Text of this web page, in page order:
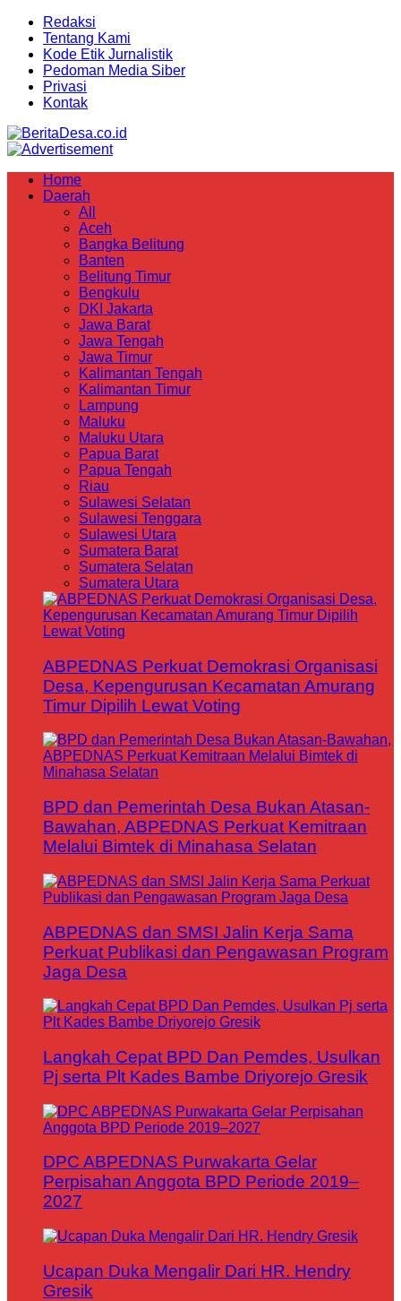
Redaksi
Tentang Kami
Kode Etik Jurnalistik
Pedoman Media Siber
Privasi
Kontak
Home
Daerah
All
Aceh
Bangka Belitung
Banten
Belitung Timur
Bengkulu
DKI Jakarta
Jawa Barat
Jawa Tengah
Jawa Timur
Kalimantan Tengah
Kalimantan Timur
Lampung
Maluku
Maluku Utara
Papua Barat
Papua Tengah
Riau
Sulawesi Selatan
Sulawesi Tenggara
Sulawesi Utara
Sumatera Barat
Sumatera Selatan
Sumatera Utara
ABPEDNAS Perkuat Demokrasi Organisasi
Desa, Kepengurusan Kecamatan Amurang
Timur Dipilih Lewat Voting
BPD dan Pemerintah Desa Bukan Atasan-
Bawahan, ABPEDNAS Perkuat Kemitraan
Melalui Bimtek di Minahasa Selatan
ABPEDNAS dan SMSI Jalin Kerja Sama
Perkuat Publikasi dan Pengawasan Program
Jaga Desa
Langkah Cepat BPD Dan Pemdes, Usulkan
Pj serta Plt Kades Bambe Driyorejo Gresik
DPC ABPEDNAS Purwakarta Gelar
Perpisahan Anggota BPD Periode 2019–
2027
Ucapan Duka Mengalir Dari HR. Hendry
Gresik